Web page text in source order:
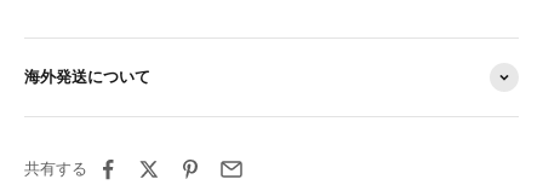
海外発送について
共有する